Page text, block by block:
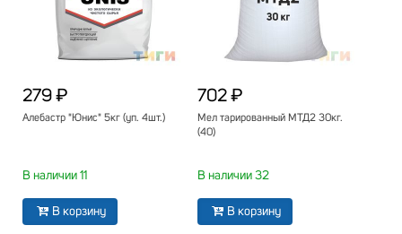
279 ₽
Алебастр "Юнис" 5кг (уп. 4шт.)
В наличии 11
В корзину
702 ₽
Мел тарированный МТД2 30кг.
(40)
В наличии 32
В корзину